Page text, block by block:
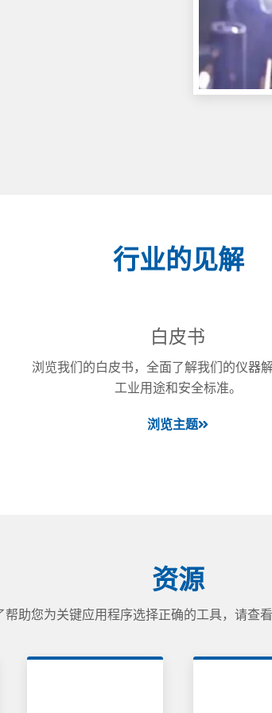
行业的见解
白皮书
浏览我们的白皮书，全面了解我们的仪器解
工业用途和安全标准。
浏览主题
资源
帮助您为关键应用程序选择正确的工具，请查